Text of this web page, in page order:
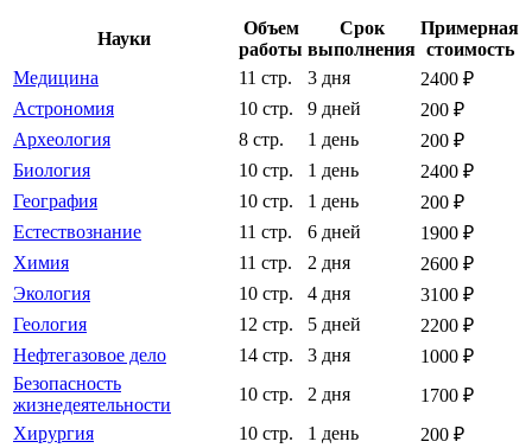
Науки
Объем
работы
Срок
выполнения
Примерная
стоимость
Медицина
11 стр. 3 дня
2400 ₽
Астрономия
10 стр. 9 дней
200 ₽
Археология
8 стр. 1 день
200 ₽
Биология
10 стр. 1 день
2400 ₽
География
10 стр. 1 день
200 ₽
Естествознание
11 стр. 6 дней
1900 ₽
Химия
11 стр. 2 дня
2600 ₽
Экология
10 стр. 4 дня
3100 ₽
Геология
12 стр. 5 дней
2200 ₽
Нефтегазовое дело
14 стр. 3 дня
1000 ₽
Безопасность
жизнедеятельности
10 стр. 2 дня
1700 ₽
Хирургия
10 стр. 1 день
200 ₽